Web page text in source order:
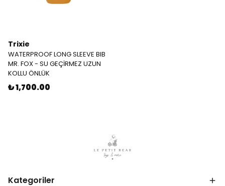
Trixie
WATERPROOF LONG SLEEVE BIB
MR. FOX - SU GEÇİRMEZ UZUN
KOLLU ÖNLÜK
₺ 1,700.00
Kategoriler